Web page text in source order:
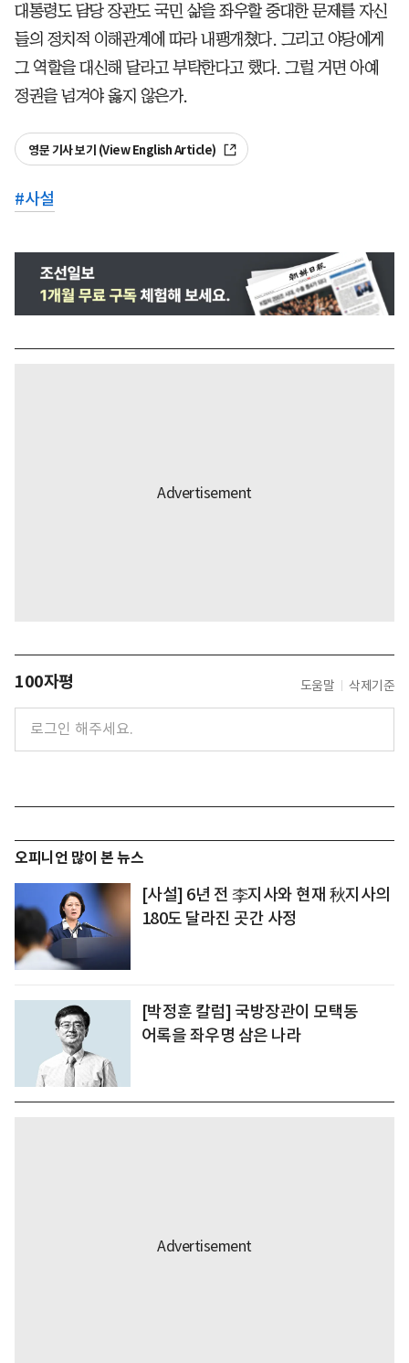
대통령도 담당 장관도 국민 삶을 좌우할 중대한 문제를 자신
들의 정치적 이해관계에 따라 내팽개쳤다. 그리고 야당에게
그 역할을 대신해 달라고 부탁한다고 했다. 그럴 거면 아예
정권을 넘겨야 옳지 않은가.
영문 기사 보기 (View English Article)
#사설
100자평 도움말 삭제기준
오피니언 많이 본 뉴스
[사설] 6년 전 李지사와 현재 秋지사의
180도 달라진 곳간 사정
[박정훈 칼럼] 국방장관이 모택동
어록을 좌우명 삼은 나라